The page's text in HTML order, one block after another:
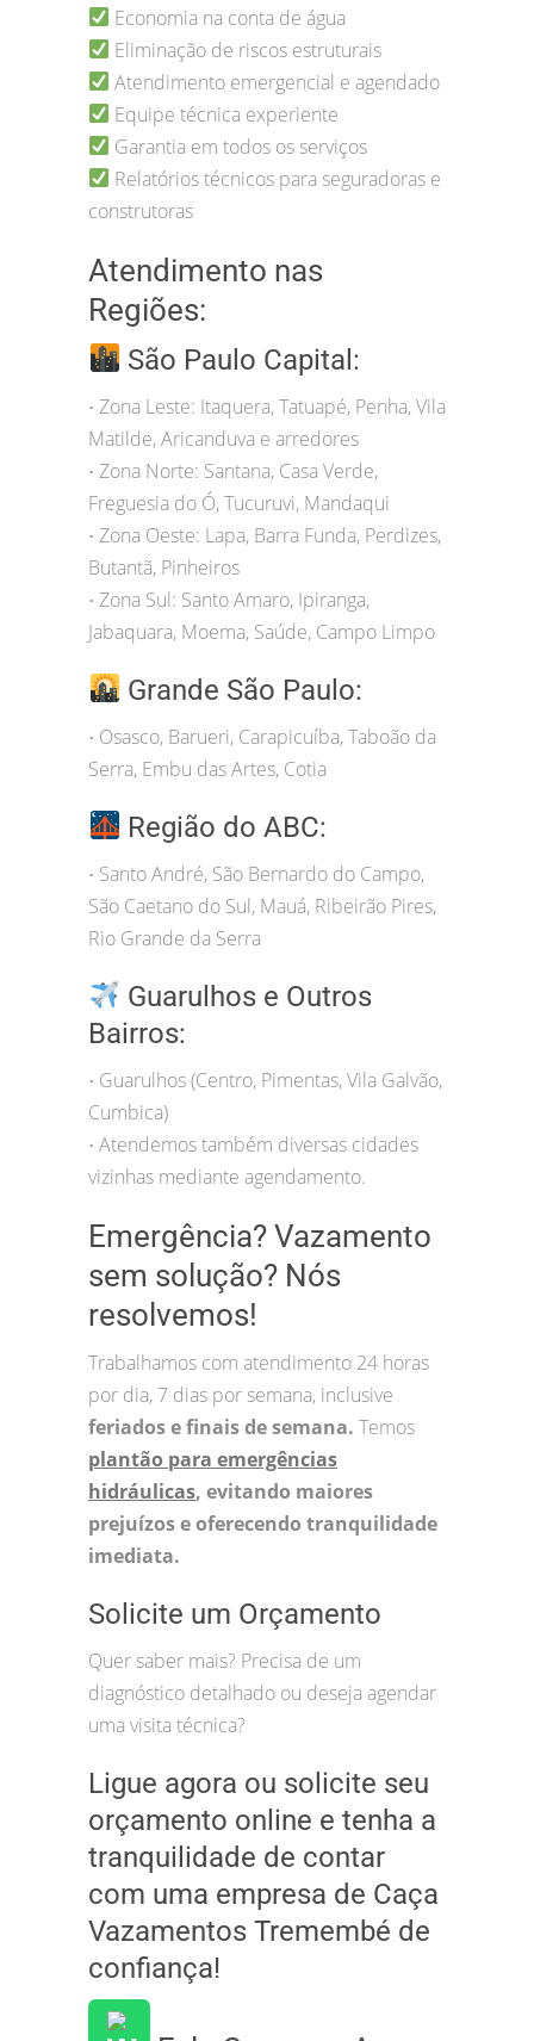
Economia na conta de água
Eliminação de riscos estruturais
Atendimento emergencial e agendado
Equipe técnica experiente
Garantia em todos os serviços
Relatórios técnicos para seguradoras e
construtoras
Atendimento nas
Regiões:
São Paulo Capital:
• Zona Leste: Itaquera, Tatuapé, Penha, Vila
Matilde, Aricanduva e arredores
• Zona Norte: Santana, Casa Verde,
Freguesia do Ó, Tucuruvi, Mandaqui
• Zona Oeste: Lapa, Barra Funda, Perdizes,
Butantã, Pinheiros
• Zona Sul: Santo Amaro, Ipiranga,
Jabaquara, Moema, Saúde, Campo Limpo
Grande São Paulo:
• Osasco, Barueri, Carapicuíba, Taboão da
Serra, Embu das Artes, Cotia
Região do ABC:
• Santo André, São Bernardo do Campo,
São Caetano do Sul, Mauá, Ribeirão Pires,
Rio Grande da Serra
Guarulhos e Outros
Bairros:
• Guarulhos (Centro, Pimentas, Vila Galvão,
Cumbica)
• Atendemos também diversas cidades
vizinhas mediante agendamento.
Emergência? Vazamento
sem solução? Nós
resolvemos!
Trabalhamos com atendimento 24 horas
por dia, 7 dias por semana, inclusive
feriados e finais de semana. Temos
plantão para emergências
hidráulicas, evitando maiores
prejuízos e oferecendo tranquilidade
imediata.
Solicite um Orçamento
Quer saber mais? Precisa de um
diagnóstico detalhado ou deseja agendar
uma visita técnica?
Ligue agora ou solicite seu
orçamento online e tenha a
tranquilidade de contar
com uma empresa de Caça
Vazamentos Tremembé de
confiança!